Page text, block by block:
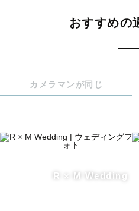
また、目に見えるモノだけで
んでいます！
また普段は、住宅関係の社内
友人からはよく「高い壺を買
おすすめの
カメラマンが同じ
R × M Wedding